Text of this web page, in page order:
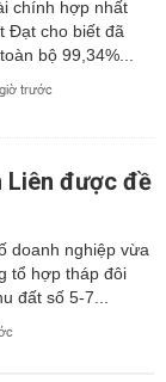
chính hợp nhất
Đạt cho biết đã
bộ 99,34%...
trước
Liên được đề
doanh nghiệp vừa
tổ hợp tháp đôi
đất số 5-7...